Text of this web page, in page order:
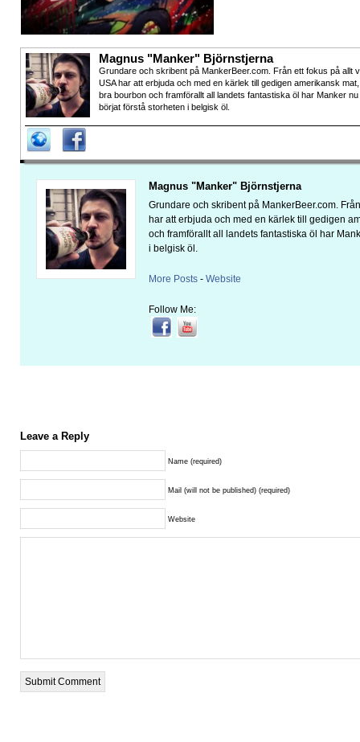
Magnus "Manker" Björnstjerna
Grundare och skribent på MankerBeer.com. Från ett fokus på allt
USA har att erbjuda och med en kärlek till gedigen amerikansk mat,
bra bourbon och framförallt all landets fantastiska öl har Manker nu
börjat förstå storheten i belgisk öl.
Magnus "Manker" Björnstjerna
Grundare och skribent på MankerBeer.com.
har att erbjuda och med en kärlek till gedigen
och framförallt all landets fantastiska öl har
i belgisk öl.
More Posts - Website
Follow Me:
Leave a Reply
Name (required)
Mail (will not be published) (required)
Website